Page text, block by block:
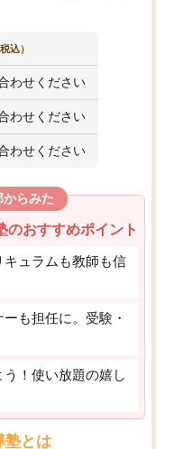
税込）
わせください
わせください
わせください
らみた
のおすすめポイント
キュラムも教師も信
も担任に。受験・
！使い放題の嬉し
塾とは